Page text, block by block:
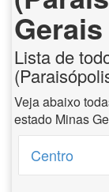
Gerais
Lista de
Veja abaixo
estado Minas
Centro